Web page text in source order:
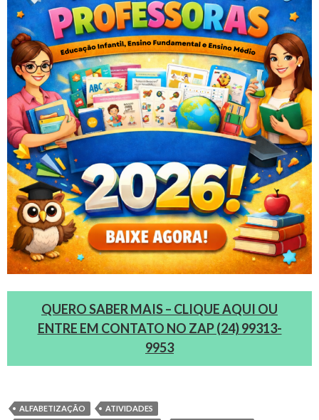
QUERO SABER MAIS – CLIQUE AQUI OU
ENTRE EM CONTATO NO ZAP (24) 99313-
9953
ALFABETIZAÇÃO
ATIVIDADES